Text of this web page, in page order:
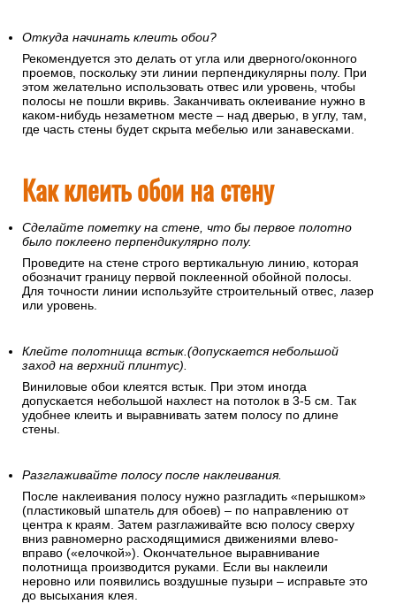
Откуда начинать клеить обои?
Рекомендуется это делать от угла или дверного/оконного
проемов, поскольку эти линии перпендикулярны полу. При
этом желательно использовать отвес или уровень, чтобы
полосы не пошли вкривь. Заканчивать оклеивание нужно в
каком-нибудь незаметном месте – над дверью, в углу, там,
где часть стены будет скрыта мебелью или занавесками.
Как клеить обои на стену
Сделайте пометку на стене, что бы первое полотно
было поклеено перпендикулярно полу.
Проведите на стене строго вертикальную линию, которая
обозначит границу первой поклеенной обойной полосы.
Для точности линии используйте строительный отвес, лазер
или уровень.
Клейте полотнища встык.(допускается небольшой
заход на верхний плинтус).
Виниловые обои клеятся встык. При этом иногда
допускается небольшой нахлест на потолок в 3-5 см. Так
удобнее клеить и выравнивать затем полосу по длине
стены.
Разглаживайте полосу после наклеивания.
После наклеивания полосу нужно разгладить «перышком»
(пластиковый шпатель для обоев) – по направлению от
центра к краям. Затем разглаживайте всю полосу сверху
вниз равномерно расходящимися движениями влево-
вправо («елочкой»). Окончательное выравнивание
полотнища производится руками. Если вы наклеили
неровно или появились воздушные пузыри – исправьте это
до высыхания клея.